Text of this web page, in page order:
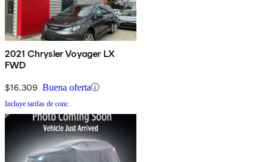
2021 Chrysler Voyager LX
FWD
$16,309 Buena oferta
Incluye tarifas de conc.